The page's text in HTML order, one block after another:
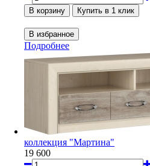
Подробнее
коллекция "Мартина"
19 600